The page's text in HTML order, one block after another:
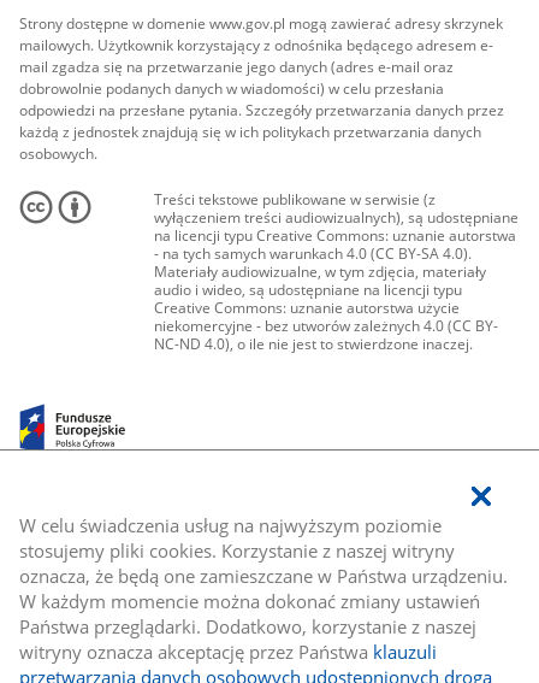
W celu świadczenia usług na najwyższym poziomie
stosujemy pliki cookies. Korzystanie z naszej witryny
oznacza, że będą one zamieszczane w Państwa urządzeniu.
W każdym momencie można dokonać zmiany ustawień
Państwa przeglądarki. Dodatkowo, korzystanie z naszej
witryny oznacza akceptację przez Państwa klauzuli
przetwarzania danych osobowych udostępnionych drogą
Strony dostępne w domenie www.gov.pl mogą zawierać adresy skrzynek
mailowych. Użytkownik korzystający z odnośnika będącego adresem e-
mail zgadza się na przetwarzanie jego danych (adres e-mail oraz
dobrowolnie podanych danych w wiadomości) w celu przesłania
odpowiedzi na przesłane pytania. Szczegóły przetwarzania danych przez
każdą z jednostek znajdują się w ich politykach przetwarzania danych
osobowych.
Treści tekstowe publikowane w serwisie (z
wyłączeniem treści audiowizualnych), są udostępniane
na licencji typu Creative Commons: uznanie autorstwa
- na tych samych warunkach 4.0 (CC BY-SA 4.0).
Materiały audiowizualne, w tym zdjęcia, materiały
audio i wideo, są udostępniane na licencji typu
Creative Commons: uznanie autorstwa użycie
niekomercyjne - bez utworów zależnych 4.0 (CC BY-
NC-ND 4.0), o ile nie jest to stwierdzone inaczej.